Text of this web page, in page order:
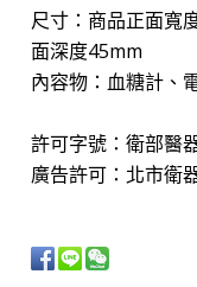
尺寸：商品正面寬
面深度45mm
內容物：血糖計、
許可字號：衛部醫
廣告許可：北市衛